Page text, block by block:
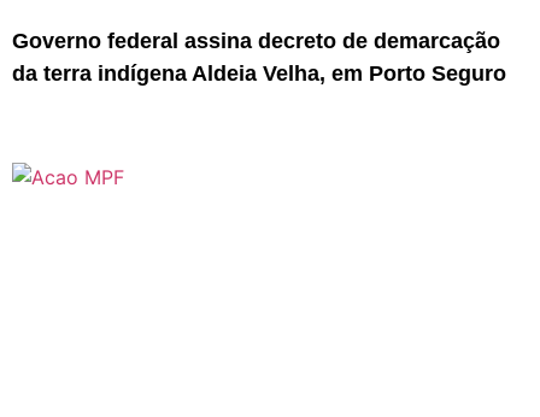
Governo federal assina decreto de demarcação
da terra indígena Aldeia Velha, em Porto Seguro